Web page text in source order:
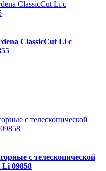
ClassicCut Li с
с телескопической
Li 09858